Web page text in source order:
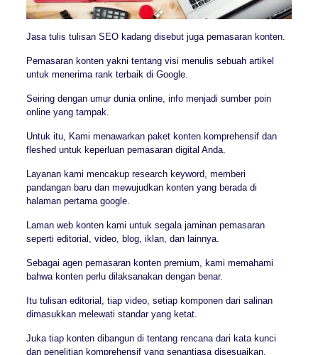
Jasa tulis tulisan SEO kadang disebut juga pemasaran konten.
Pemasaran konten yakni tentang visi menulis sebuah artikel
untuk menerima rank terbaik di Google.
Seiring dengan umur dunia online, info menjadi sumber poin
online yang tampak.
Untuk itu, Kami menawarkan paket konten komprehensif dan
fleshed untuk keperluan pemasaran digital Anda.
Layanan kami mencakup research keyword, memberi
pandangan baru dan mewujudkan konten yang berada di
halaman pertama google.
Laman web konten kami untuk segala jaminan pemasaran
seperti editorial, video, blog, iklan, dan lainnya.
Sebagai agen pemasaran konten premium, kami memahami
bahwa konten perlu dilaksanakan dengan benar.
Itu tulisan editorial, tiap video, setiap komponen dari salinan
dimasukkan melewati standar yang ketat.
Juka tiap konten dibangun di tentang rencana dari kata kunci
dan penelitian komprehensif yang senantiasa disesuaikan.